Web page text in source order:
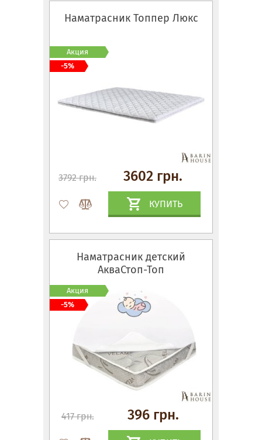
Наматрасник Топпер Люкс
3792 грн. 3602 грн.
КУПИТЬ
Акция
-5%
Наматрасник детский
АкваСтоп-Топ
417 грн. 396 грн.
Акция
-5%